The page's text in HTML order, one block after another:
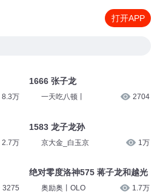
打开APP
8.3万
2.7万
3275
1666 张子龙
一天吃八顿丨 2704
1583 龙子龙孙
京大金_白玉京 1万
绝对零度洛神575 蒋子龙和越光
奥励奥丨OLO 1.7万